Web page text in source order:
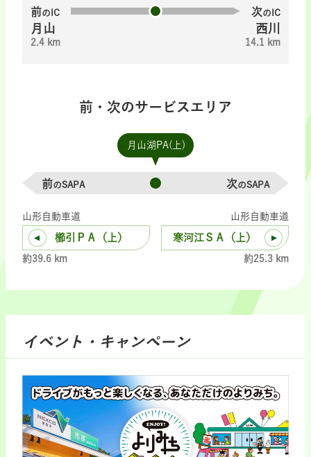
前のIC
月山
2.4 km
次のIC
西川
14.1 km
前・次のサービスエリア
月山湖PA(上)
前のSAPA 次のSAPA
山形自動車道
櫛引ＰＡ（上）
約39.6 km
山形自動車道
寒河江ＳＡ（上）
約25.3 km
イベント・キャンペーン